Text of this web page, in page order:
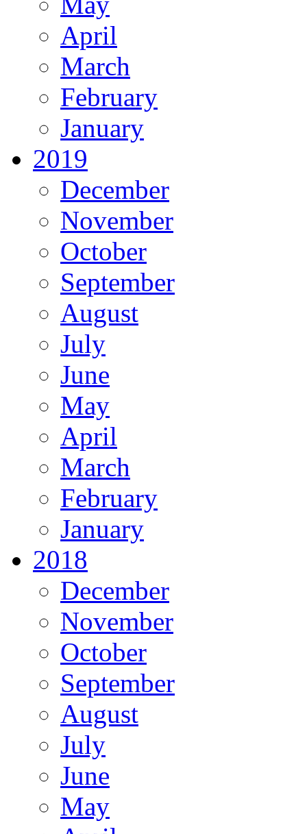
April
March
February
January
2019
December
November
October
September
August
July
June
May
April
March
February
January
2018
December
November
October
September
August
July
June
May